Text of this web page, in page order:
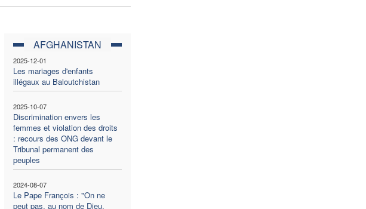
AFGHANISTAN
2025-12-01
Les mariages d'enfants
illégaux au Baloutchistan
2025-10-07
Discrimination envers les
femmes et violation des droits
: recours des ONG devant le
Tribunal permanent des
peuples
2024-08-07
Le Pape François : "On ne
peut pas, au nom de Dieu,